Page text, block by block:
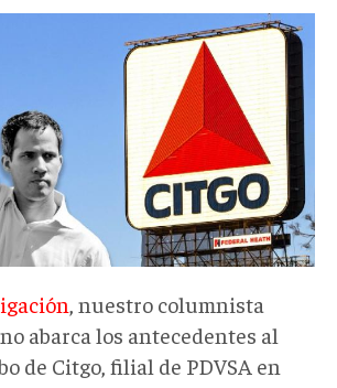
, nuestro columnista
abarca los antecedentes al
de Citgo, filial de PDVSA en